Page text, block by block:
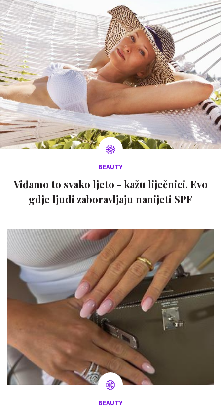
BEAUTY
Viđamo to svako ljeto - kažu liječnici. Evo
gdje ljudi zaboravljaju nanijeti SPF
BEAUTY